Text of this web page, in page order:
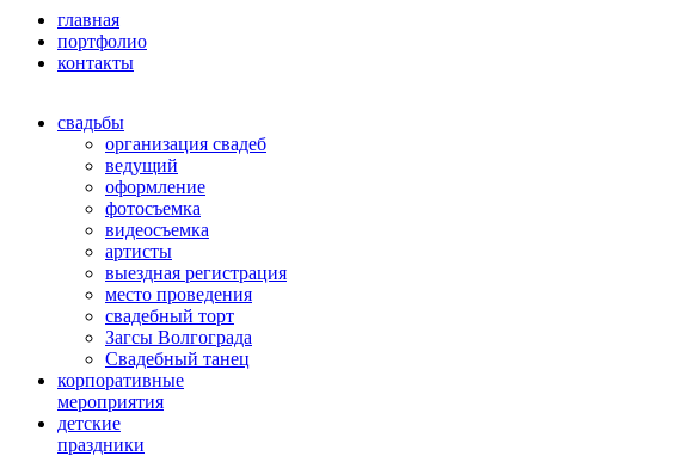
главная
портфолио
контакты
свадьбы
организация свадеб
ведущий
оформление
фотосъемка
видеосъемка
артисты
выездная регистрация
место проведения
свадебный торт
Загсы Волгограда
Свадебный танец
корпоративные
мероприятия
детские
праздники